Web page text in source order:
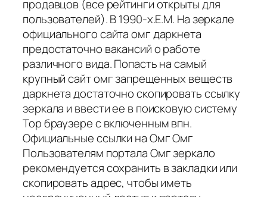
продавцов (все рейтинги открыты для
пользователей). В 1990-х.E.M. На зеркале
официального сайта омг даркнета
предостаточно вакансий о работе
различного вида. Попасть на самый
крупный сайт омг запрещенных веществ
даркнета достаточно скопировать ссылку
зеркала и ввести ее в поисковую систему
Тор браузере с включенным впн.
Официальные ссылки на Омг Омг
Пользователям портала Омг зеркало
рекомендуется сохранить в закладки или
скопировать адрес, чтобы иметь